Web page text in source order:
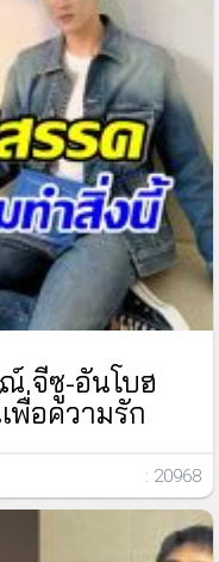
จีซู-อันโบฮ
พื่อความรัก
: 20968